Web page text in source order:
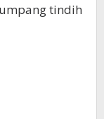
tindih